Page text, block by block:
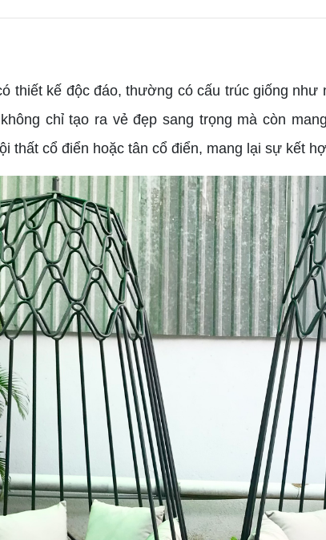
thiết kế độc đáo, thường có cấu trúc giống
chỉ tạo ra vẻ đẹp sang trọng mà còn
thất cổ điển hoặc tân cổ điển, mang lại sự kết